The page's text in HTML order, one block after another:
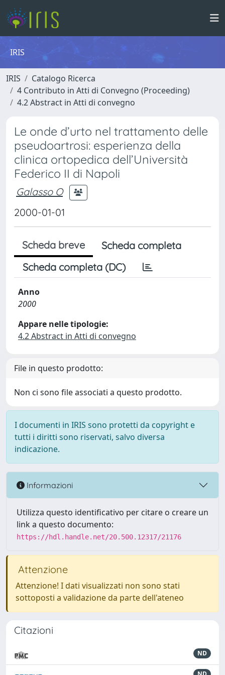
IRIS
IRIS
Catalogo Ricerca
4 Contributo in Atti di Convegno (Proceeding)
4.2 Abstract in Atti di convegno
Le onde d’urto nel trattamento delle
pseudoartrosi: esperienza della
clinica ortopedica dell’Università
Federico II di Napoli
Galasso O
2000-01-01
Scheda breve
Scheda completa
Scheda completa (DC)
Anno
2000
Appare nelle tipologie:
4.2 Abstract in Atti di convegno
File in questo prodotto:
Non ci sono file associati a questo prodotto.
I documenti in IRIS sono protetti da copyright e
tutti i diritti sono riservati, salvo diversa
indicazione.
Informazioni
Utilizza questo identificativo per citare o creare un
link a questo documento:
https://hdl.handle.net/20.500.12317/21176
Attenzione
Attenzione! I dati visualizzati non sono stati
sottoposti a validazione da parte dell'ateneo
Citazioni
ND